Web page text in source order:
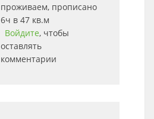
проживаем, прописано
6ч в 47 кв.м
Войдите, чтобы
оставлять
комментарии